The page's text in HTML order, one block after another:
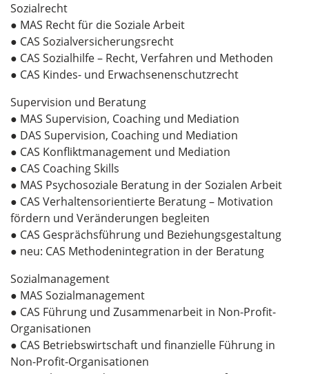
Sozialrecht
● MAS Recht für die Soziale Arbeit
● CAS Sozialversicherungsrecht
● CAS Sozialhilfe – Recht, Verfahren und Methoden
● CAS Kindes- und Erwachsenenschutzrecht
Supervision und Beratung
● MAS Supervision, Coaching und Mediation
● DAS Supervision, Coaching und Mediation
● CAS Konfliktmanagement und Mediation
● CAS Coaching Skills
● MAS Psychosoziale Beratung in der Sozialen Arbeit
● CAS Verhaltensorientierte Beratung – Motivation
fördern und Veränderungen begleiten
● CAS Gesprächsführung und Beziehungsgestaltung
● neu: CAS Methodenintegration in der Beratung
Sozialmanagement
● MAS Sozialmanagement
● CAS Führung und Zusammenarbeit in Non-Profit-
Organisationen
● CAS Betriebswirtschaft und finanzielle Führung in
Non-Profit-Organisationen